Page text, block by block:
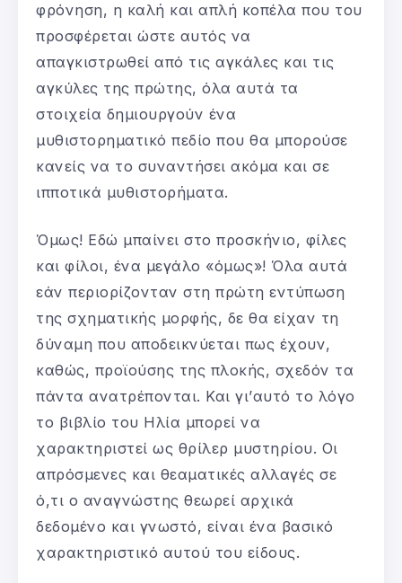
φρόνηση, η καλή και απλή κοπέλα που του
προσφέρεται ώστε αυτός να
απαγκιστρωθεί από τις αγκάλες και τις
αγκύλες της πρώτης, όλα αυτά τα
στοιχεία δημιουργούν ένα
μυθιστορηματικό πεδίο που θα μπορούσε
κανείς να το συναντήσει ακόμα και σε
ιπποτικά μυθιστορήματα.
Όμως! Εδώ μπαίνει στο προσκήνιο, φίλες
και φίλοι, ένα μεγάλο «όμως»! Όλα αυτά
εάν περιορίζονταν στη πρώτη εντύπωση
της σχηματικής μορφής, δε θα είχαν τη
δύναμη που αποδεικνύεται πως έχουν,
καθώς, προϊούσης της πλοκής, σχεδόν τα
πάντα ανατρέπονται. Και γι’αυτό το λόγο
το βιβλίο του Ηλία μπορεί να
χαρακτηριστεί ως θρίλερ μυστηρίου. Οι
απρόσμενες και θεαματικές αλλαγές σε
ό,τι ο αναγνώστης θεωρεί αρχικά
δεδομένο και γνωστό, είναι ένα βασικό
χαρακτηριστικό αυτού του είδους.